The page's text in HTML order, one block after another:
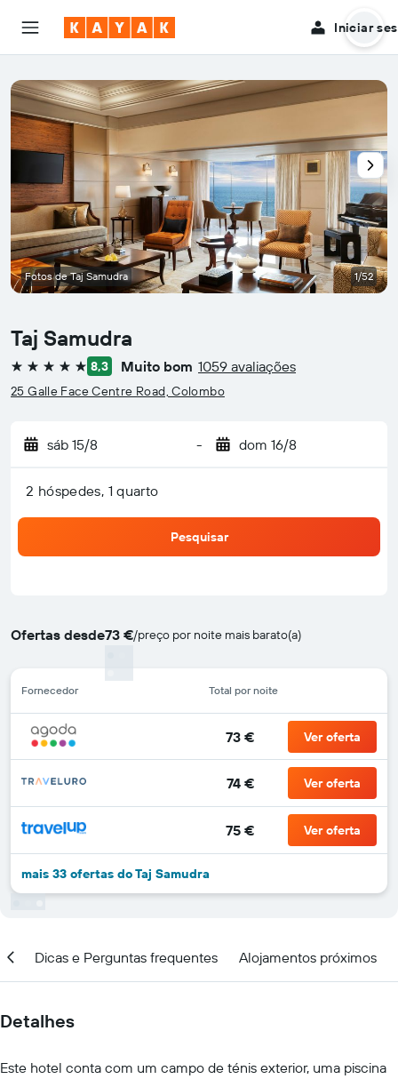
Iniciar
Taj Samudra
5 estrelas 8,3 Muito bom 1059 avaliações
25 Galle Face Centre Road, Colombo
sáb 15/8 - dom 16/8
2 hóspedes, 1 quarto
Pesquisar
Ofertas desde73 €/preço por noite mais barato(a)
Fornecedor Total por noite
73 € Ver oferta
74 € Ver oferta
75 € Ver oferta
mais 33 ofertas do Taj Samudra
Fotos de Taj Samudra 1/52
Dicas e Perguntas frequentes Alojamentos próximos
Detalhes
Este hotel conta com um campo de ténis exterior, uma piscina